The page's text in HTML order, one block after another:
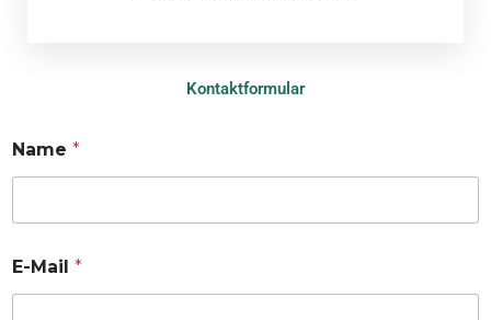
Kontaktformular
Name *
E-Mail *